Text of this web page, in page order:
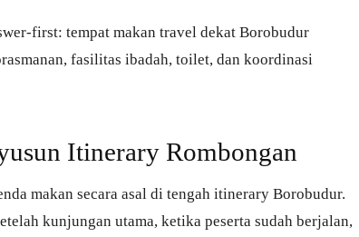
first: tempat makan travel dekat Borobudur
fasilitas ibadah, toilet, dan koordinasi
Itinerary Rombongan
makan secara asal di tengah itinerary Borobudur.
kunjungan utama, ketika peserta sudah berjalan,